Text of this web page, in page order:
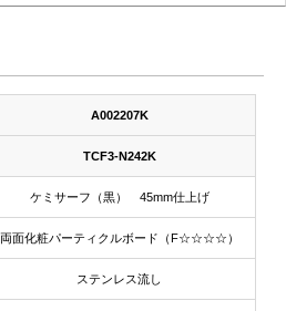
A002207K
TCF3-N242K
ケミサーフ（黒） 45mm仕上げ
両面化粧パーティクルボード（F☆☆☆☆）
ステンレス流し